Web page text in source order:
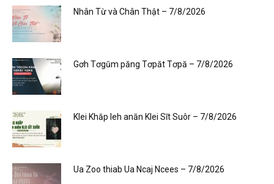
Nhân Từ và Chân Thật – 7/8/2026
Gơh Tơgŭm păng Tơpăt Tơpă – 7/8/2026
Klei Khăp leh anăn Klei Sĭt Suôr – 7/8/2026
Ua Zoo thiab Ua Ncaj Ncees – 7/8/2026